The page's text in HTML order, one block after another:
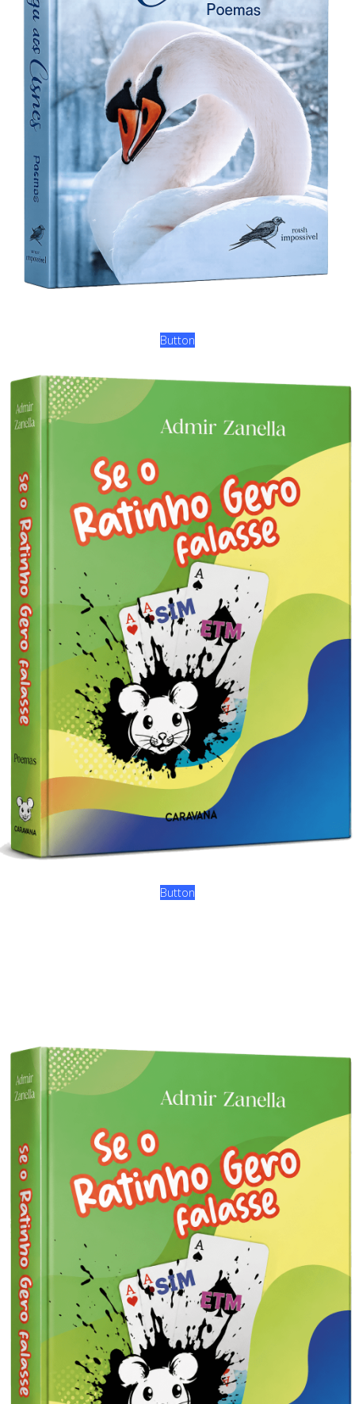
Button
Button